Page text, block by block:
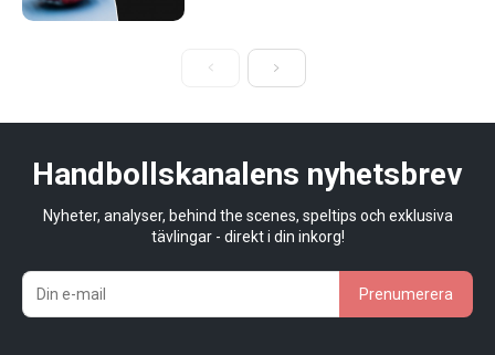
Handbollskanalens nyhetsbrev
Nyheter, analyser, behind the scenes, speltips och exklusiva
tävlingar - direkt i din inkorg!
Prenumerera